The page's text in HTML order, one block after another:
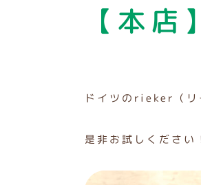
【本
ドイツのrieker（リ
是非お試しください